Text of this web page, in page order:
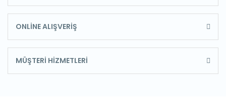
ONLİNE ALIŞVERİŞ
MÜŞTERİ HİZMETLERİ